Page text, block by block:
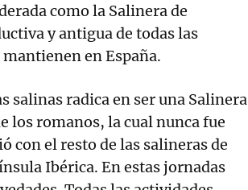
como la Salinera de
y antigua de todas las
en España.
salinas radica en ser una Salinera
los romanos, la cual nunca fue
con el resto de las salineras de
Ibérica. En estas jornadas